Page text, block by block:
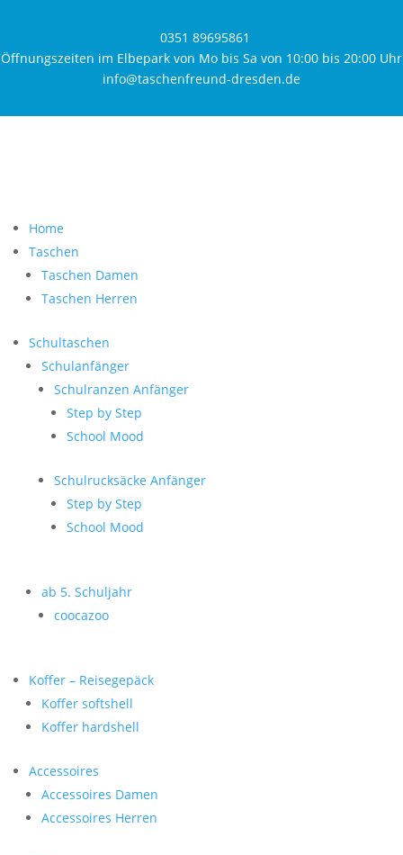
0351 89695861
Öffnungszeiten im Elbepark von Mo bis Sa von 10:00 bis 20:00 Uhr
info@taschenfreund-dresden.de
Home
Taschen
Taschen Damen
Taschen Herren
Schultaschen
Schulanfänger
Schulranzen Anfänger
Step by Step
School Mood
Schulrucksäcke Anfänger
Step by Step
School Mood
ab 5. Schuljahr
coocazoo
Koffer – Reisegepäck
Koffer softshell
Koffer hardshell
Accessoires
Accessoires Damen
Accessoires Herren